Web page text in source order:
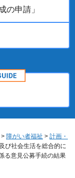
の申請」
> 障がい者福祉 > 計画・
び社会生活を総合的に
る意見公募手続の結果